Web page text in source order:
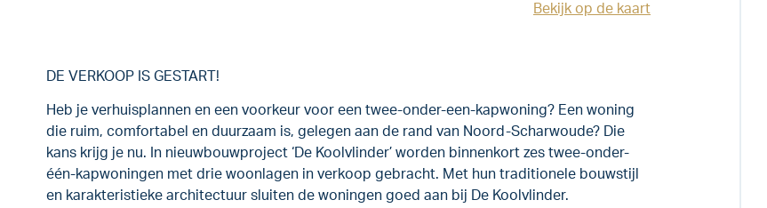
Bekijk op de kaart
DE VERKOOP IS GESTART!
Heb je verhuisplannen en een voorkeur voor een twee-onder-een-kapwoning? Een woning
die ruim, comfortabel en duurzaam is, gelegen aan de rand van Noord-Scharwoude? Die
kans krijg je nu. In nieuwbouwproject ‘De Koolvlinder’ worden binnenkort zes twee-onder-
één-kapwoningen met drie woonlagen in verkoop gebracht. Met hun traditionele bouwstijl
en karakteristieke architectuur sluiten de woningen goed aan bij De Koolvlinder.